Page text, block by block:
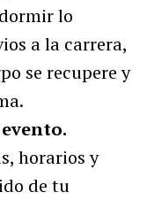
lo
a la carrera,
se recupere y
horarios y
de tu